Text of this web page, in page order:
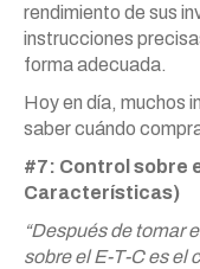
rendimiento de sus
instrucciones
forma adecuada.
Hoy en día, muchos
saber cuándo
#7: Control sobre
Características)
“Después de tomar
sobre el E-T-C es el